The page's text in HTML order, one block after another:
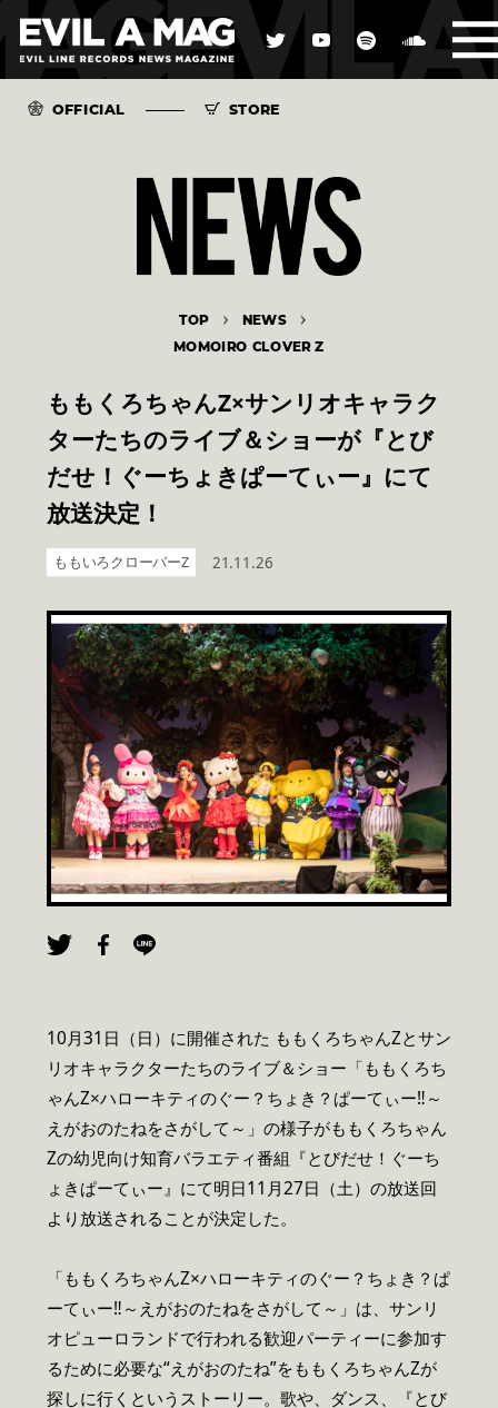
OFFICIAL STORE
TOP NEWS
MOMOIRO CLOVER Z
ももくろちゃんZ×サンリオキャラク
ターたちのライブ＆ショーが『とび
だせ！ぐーちょきぱーてぃー』にて
放送決定！
ももいろクローバーZ 21.11.26
10月31日（日）に開催された ももくろちゃんZとサン
リオキャラクターたちのライブ＆ショー「ももくろち
ゃんZ×ハローキティのぐー？ちょき？ぱーてぃー‼～
えがおのたねをさがして～」の様子がももくろちゃん
Zの幼児向け知育バラエティ番組『とびだせ！ぐーち
ょきぱーてぃー』にて明日11月27日（土）の放送回
より放送されることが決定した。
「ももくろちゃんZ×ハローキティのぐー？ちょき？ぱ
ーてぃー‼～えがおのたねをさがして～」は、サンリ
オピューロランドで行われる歓迎パーティーに参加す
るために必要な“えがおのたね”をももくろちゃんZが
探しに行くというストーリー。歌や、ダンス、『とび